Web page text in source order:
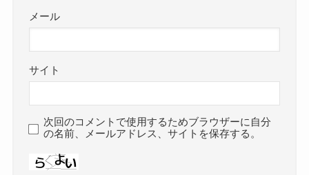
メール
サイト
次回のコメントで使用するためブラウザーに自分
の名前、メールアドレス、サイトを保存する。